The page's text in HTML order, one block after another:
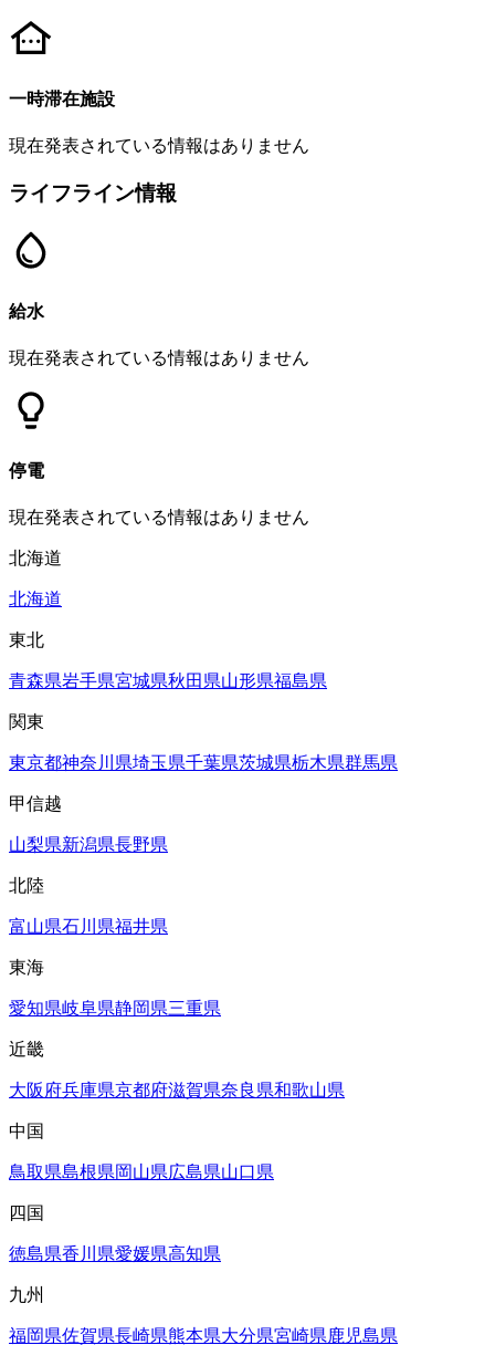
一時滞在施設
現在発表されている情報はありません
ライフライン情報
給水
現在発表されている情報はありません
停電
現在発表されている情報はありません
北海道
北海道
東北
青森県岩手県宮城県秋田県山形県福島県
関東
東京都神奈川県埼玉県千葉県茨城県栃木県群馬県
甲信越
山梨県新潟県長野県
北陸
富山県石川県福井県
東海
愛知県岐阜県静岡県三重県
近畿
大阪府兵庫県京都府滋賀県奈良県和歌山県
中国
鳥取県島根県岡山県広島県山口県
四国
徳島県香川県愛媛県高知県
九州
福岡県佐賀県長崎県熊本県大分県宮崎県鹿児島県